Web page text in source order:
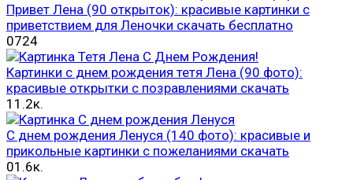
Привет Лена (90 открыток): красивые картинки с
приветствием для Леночки скачать бесплатно
0724
Картинки с днем рождения тетя Лена (90 фото):
красивые открытки с позравлениями скачать
1 1.2к.
С днем рождения Ленуся (140 фото): красивые и
прикольные картинки с пожеланиями скачать
01.6к.